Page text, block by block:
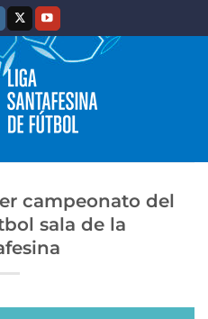
campeonato del
sala de la